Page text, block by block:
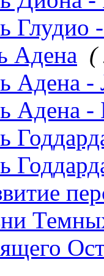
Глудио
Адена (
Адена
Адена -